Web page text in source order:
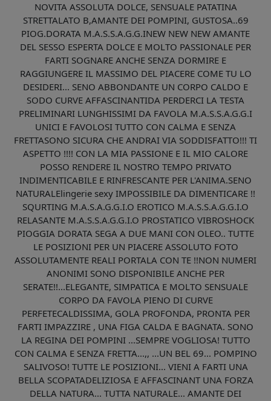
NOVITA ASSOLUTA DOLCE, SENSUALE PATATINA
STRETTALATO B,AMANTE DEI POMPINI, GUSTOSA..69
PIOG.DORATA M.A.S.S.A.G.G.INEW NEW NEW AMANTE
DEL SESSO ESPERTA DOLCE E MOLTO PASSIONALE PER
FARTI SOGNARE ANCHE SENZA DORMIRE E
RAGGIUNGERE IL MASSIMO DEL PIACERE COME TU LO
DESIDERI... SENO ABBONDANTE UN CORPO CALDO E
SODO CURVE AFFASCINANTIDA PERDERCI LA TESTA
PRELIMINARI LUNGHISSIMI DA FAVOLA M.A.S.S.A.G.G.I
UNICI E FAVOLOSI TUTTO CON CALMA E SENZA
FRETTASONO SICURA CHE ANDRAI VIA SODDISFATTO!!! TI
ASPETTO !!!! CON LA MIA PASSIONE E IL MIO CALORE
POSSO RENDERE IL NOSTRO TEMPO PRIVATO
INDIMENTICABILE E RINFRESCANTE PER L'ANIMA.SENO
NATURALElingerie sexy IMPOSSIBILE DA DIMENTICARE !!
SQURTING M.A.S.A.G.G.I.O EROTICO M.A.S.S.A.G.G.I.O
RELASANTE M.A.S.S.A.G.G.I.O PROSTATICO VIBROSHOCK
PIOGGIA DORATA SEGA A DUE MANI CON OLEO.. TUTTE
LE POSIZIONI PER UN PIACERE ASSOLUTO FOTO
ASSOLUTAMENTE REALI PORTALA CON TE !!NON NUMERI
ANONIMI SONO DISPONIBILE ANCHE PER
SERATE!!...ELEGANTE, SIMPATICA E MOLTO SENSUALE
CORPO DA FAVOLA PIENO DI CURVE
PERFETECALDISSIMA, GOLA PROFONDA, PRONTA PER
FARTI IMPAZZIRE , UNA FIGA CALDA E BAGNATA. SONO
LA REGINA DEI POMPINI ...SEMPRE VOGLIOSA! TUTTO
CON CALMA E SENZA FRETTA...,, ...UN BEL 69... POMPINO
SALIVOSO! TUTTE LE POSIZIONI... VIENI A FARTI UNA
BELLA SCOPATADELIZIOSA E AFFASCINANT UNA FORZA
DELLA NATURA... TUTTA NATURALE... AMANTE DEI